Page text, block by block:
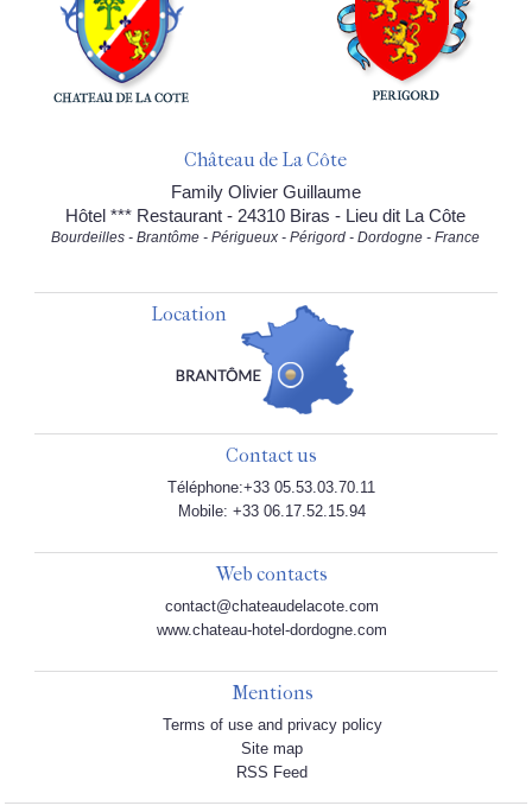
Château de La Côte
Family Olivier Guillaume
Hôtel *** Restaurant - 24310 Biras - Lieu dit La Côte
Bourdeilles - Brantôme - Périgueux - Périgord - Dordogne - France
Location
Contact us
Téléphone:+33 05.53.03.70.11
Mobile: +33 06.17.52.15.94
Web contacts
contact@chateaudelacote.com
www.chateau-hotel-dordogne.com
Mentions
Terms of use and privacy policy
Site map
RSS Feed